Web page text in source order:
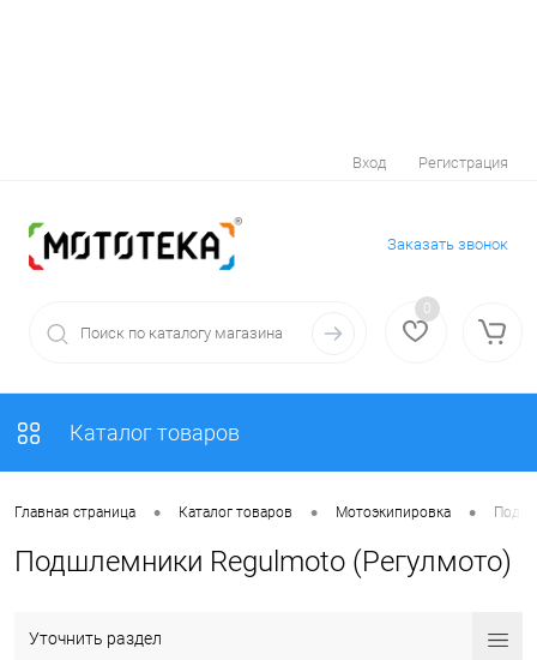
Вход Регистрация
Заказать звонок
0
Каталог товаров
Главная страница • Каталог товаров • Мотоэкипировка •
Подшлемники Regulmoto (Регулмото)
Уточнить раздел